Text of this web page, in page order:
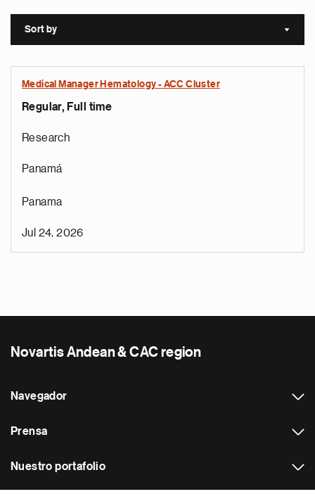
Sort by Sort
Medical Manager Hematology - ACC Cluster
Regular, Full time
Research
Panamá
Panama
Jul 24, 2026
Novartis Andean & CAC region
Navegador
Prensa
Nuestro portafolio